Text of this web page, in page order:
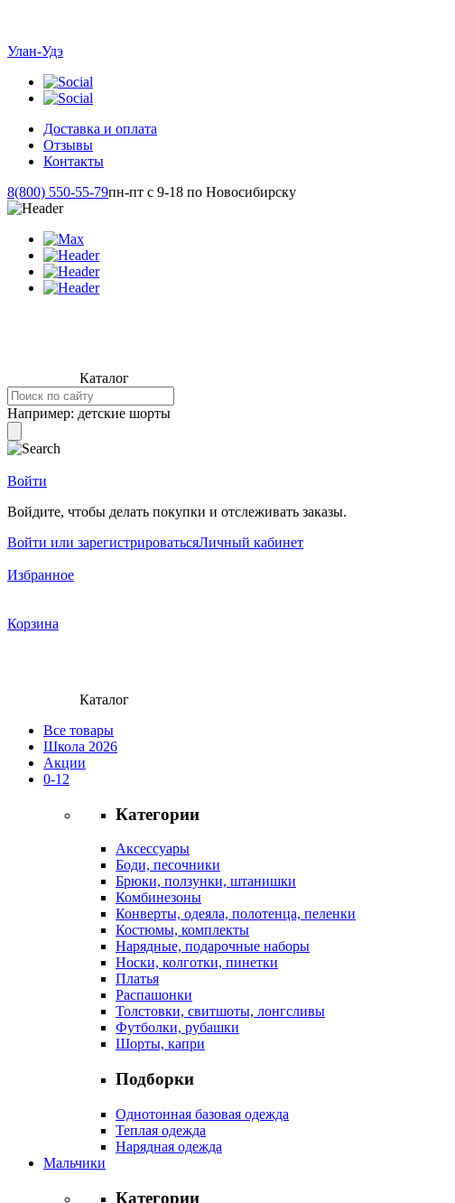
Улан-Удэ
Доставка и оплата
Отзывы
Контакты
8(800) 550-55-79пн-пт с 9-18 по Новосибирску
Каталог
Например: детские шорты
Войти
Войдите, чтобы делать покупки и отслеживать заказы.
Войти или зарегистрироватьсяЛичный кабинет
Избранное
Корзина
Каталог
Все товары
Школа 2026
Акции
0-12
Категории
Аксессуары
Боди, песочники
Брюки, ползунки, штанишки
Комбинезоны
Конверты, одеяла, полотенца, пеленки
Костюмы, комплекты
Нарядные, подарочные наборы
Носки, колготки, пинетки
Платья
Распашонки
Толстовки, свитшоты, лонгсливы
Футболки, рубашки
Шорты, капри
Подборки
Однотонная базовая одежда
Теплая одежда
Нарядная одежда
Мальчики
Категории